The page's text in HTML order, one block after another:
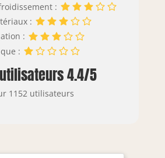
:
:
:
:
4.4/5
1152 utilisateurs